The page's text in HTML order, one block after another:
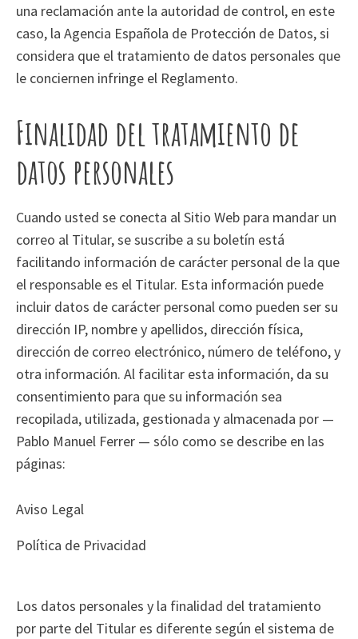
una reclamación ante la autoridad de control, en este
caso, la Agencia Española de Protección de Datos, si
considera que el tratamiento de datos personales que
le conciernen infringe el Reglamento.
Finalidad del tratamiento de
datos personales
Cuando usted se conecta al Sitio Web para mandar un
correo al Titular, se suscribe a su boletín está
facilitando información de carácter personal de la que
el responsable es el Titular. Esta información puede
incluir datos de carácter personal como pueden ser su
dirección IP, nombre y apellidos, dirección física,
dirección de correo electrónico, número de teléfono, y
otra información. Al facilitar esta información, da su
consentimiento para que su información sea
recopilada, utilizada, gestionada y almacenada por —
Pablo Manuel Ferrer — sólo como se describe en las
páginas:
Aviso Legal
Política de Privacidad
Los datos personales y la finalidad del tratamiento
por parte del Titular es diferente según el sistema de